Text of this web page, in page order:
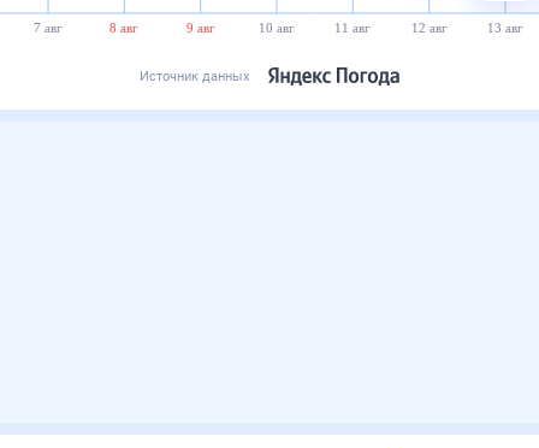
7 авг 8 авг 9 авг 10 авг 11 авг 12 авг 13 авг
Источник данных